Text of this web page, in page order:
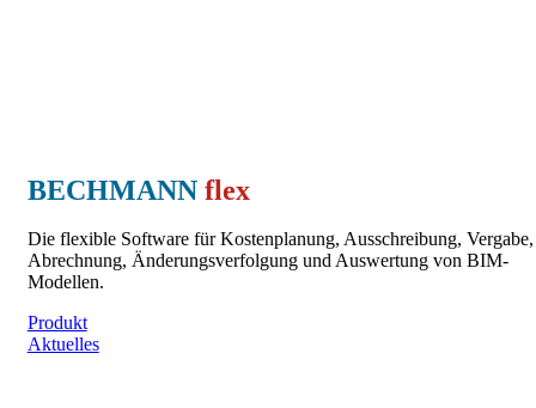
BECHMANN flex
Die flexible Software für Kostenplanung, Ausschreibung, Vergabe,
Abrechnung, Änderungsverfolgung und Auswertung von BIM-
Modellen.
Produkt
Aktuelles